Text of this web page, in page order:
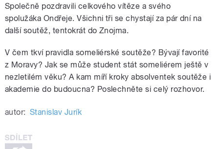
Společně pozdravili celkového vítěze a svého
spolužáka Ondřeje. Všichni tři se chystají za pár dní na
další soutěž, tentokrát do Znojma.
V čem tkví pravidla someliérské soutěže? Bývají favorité
z Moravy? Jak se může student stát someliérem ještě v
nezletilém věku? A kam míří kroky absolventek soutěže i
akademie do budoucna? Poslechněte si celý rozhovor.
autor: Stanislav Jurík